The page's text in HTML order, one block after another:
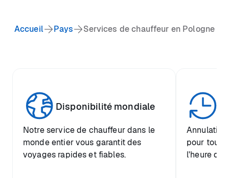
Accueil Pays Services de chauffeur en Pologne
Disponibilité mondiale
Notre service de chauffeur dans le
monde entier vous garantit des
voyages rapides et fiables.
pour tout
l'heure de